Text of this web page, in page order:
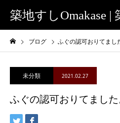
築地すしOmakase |
ブログ ふぐの認可おりてまし
未分類 2021.02.27
ふぐの認可おりてました